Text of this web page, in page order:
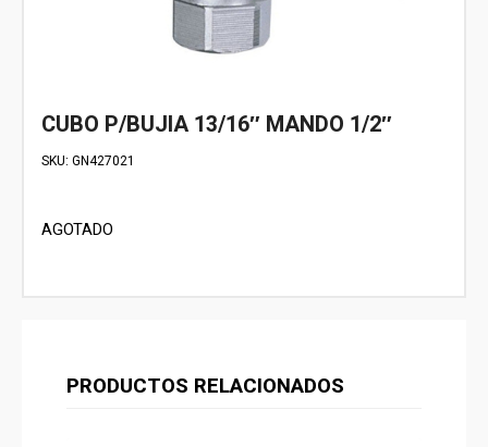
CUBO P/BUJIA 13/16″ MANDO 1/2″
SKU: GN427021
AGOTADO
PRODUCTOS RELACIONADOS